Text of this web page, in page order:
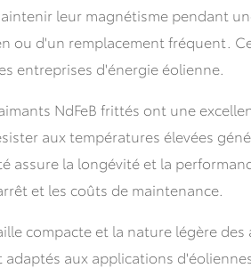
leur magnétisme pendant
ou d'un remplacement fréquent.
entreprises d'énergie éolienne.
NdFeB frittés ont une
aux températures élevées
assure la longévité et la
et les coûts de maintenance.
compacte et la nature légère
adaptés aux applications